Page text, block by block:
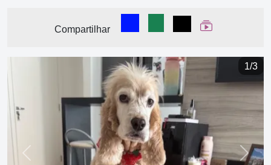
Compartilhar
Compartilhar no Facebook
Compartilhar no
Compartilhar
Ver Web Story
1/3
Previous Next